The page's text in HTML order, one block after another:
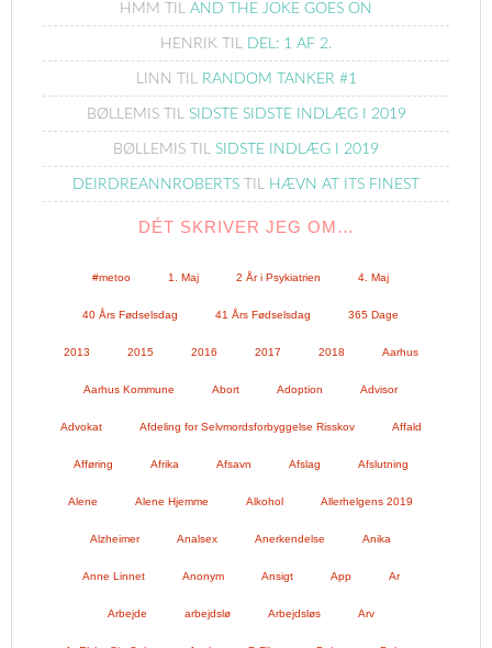
HMM TIL AND THE JOKE GOES ON
HENRIK TIL DEL: 1 AF 2.
LINN TIL RANDOM TANKER #1
BØLLEMISTIL SIDSTE SIDSTE INDLÆG I 2019
BØLLEMIS TIL SIDSTE INDLÆG I 2019
DEIRDREANNROBERTS TIL HÆVN AT ITS FINEST
DÉT SKRIVER JEG OM…
#metoo 1. Maj 2 År i Psykiatrien 4. Maj
40 Års Fødselsdag 41 Års Fødselsdag 365 Dage
2013 2015 2016 2017 2018 Aarhus
Aarhus Kommune Abort Adoption Advisor
Advokat Afdeling for Selvmordsforbyggelse Risskov Affald
Afføring Afrika Afsavn Afslag Afslutning
Alene Alene Hjemme Alkohol Allerhelgens 2019
Alzheimer Analsex Anerkendelse Anika
Anne Linnet Anonym Ansigt App Ar
Arbejde arbejdslø Arbejdsløs Arv